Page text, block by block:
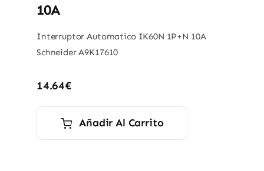
10A
Interruptor Automatico IK60N 1P+N 10A
Schneider A9K17610
14.64€
Añadir Al Carrito